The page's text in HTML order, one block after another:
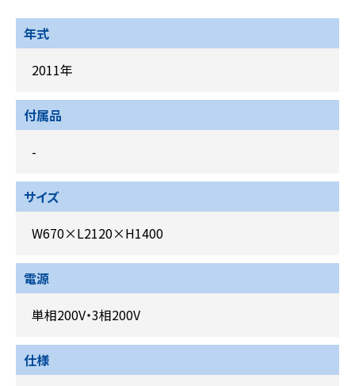
年式
2011年
付属品
-
サイズ
W670×L2120×H1400
電源
単相200V・3相200V
仕様